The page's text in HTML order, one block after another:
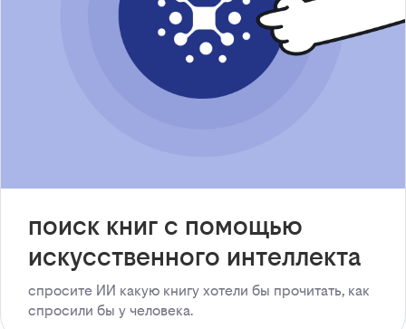
поиск книг с помощью
искусственного интеллекта
спросите ИИ какую книгу хотели бы прочитать, как
спросили бы у человека.